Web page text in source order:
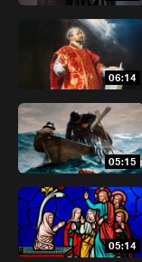
06:14
05:15
05:14